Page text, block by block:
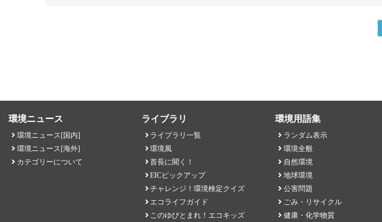
環境ニュース
環境ニュース[国内]
環境ニュース[海外]
カテゴリーについて
ライブラリ
ライブラリ一覧
環境風
首長に聞く！
EICピックアップ
チャレンジ！環境検定クイズ
エコライフガイド
このゆびとまれ！エコキッズ
環境用語集
ランダム表示
環境全般
自然環境
地球環境
公害問題
ごみ・リサイクル
健康・化学物質